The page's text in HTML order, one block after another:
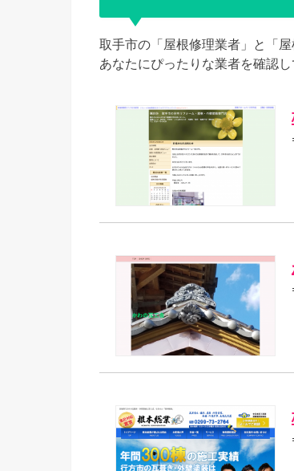
取手市の「屋根修理業者」と「
あなたにぴったりな業者を確認し